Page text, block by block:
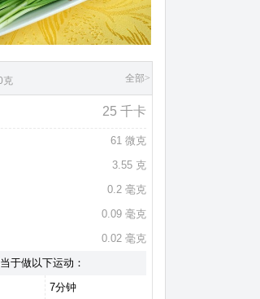
克 全部>
25 千卡
61 微克
3.55 克
0.2 毫克
0.09 毫克
0.02 毫克
于做以下运动：
7分钟